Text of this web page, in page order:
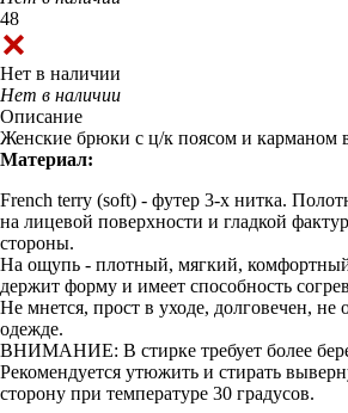
48
Нет в наличии
Нет в наличии
Описание
Женские брюки с ц/к поясом и карманом
Материал:
French terry (soft) - футер 3-х нитка.
на лицевой поверхности и гладкой
стороны.
На ощупь - плотный, мягкий,
держит форму и имеет способность
Не мнется, прост в уходе, долговечен, не
одежде.
ВНИМАНИЕ: В стирке требует более
Рекомендуется утюжить и стирать
сторону при температуре 30 градусов.